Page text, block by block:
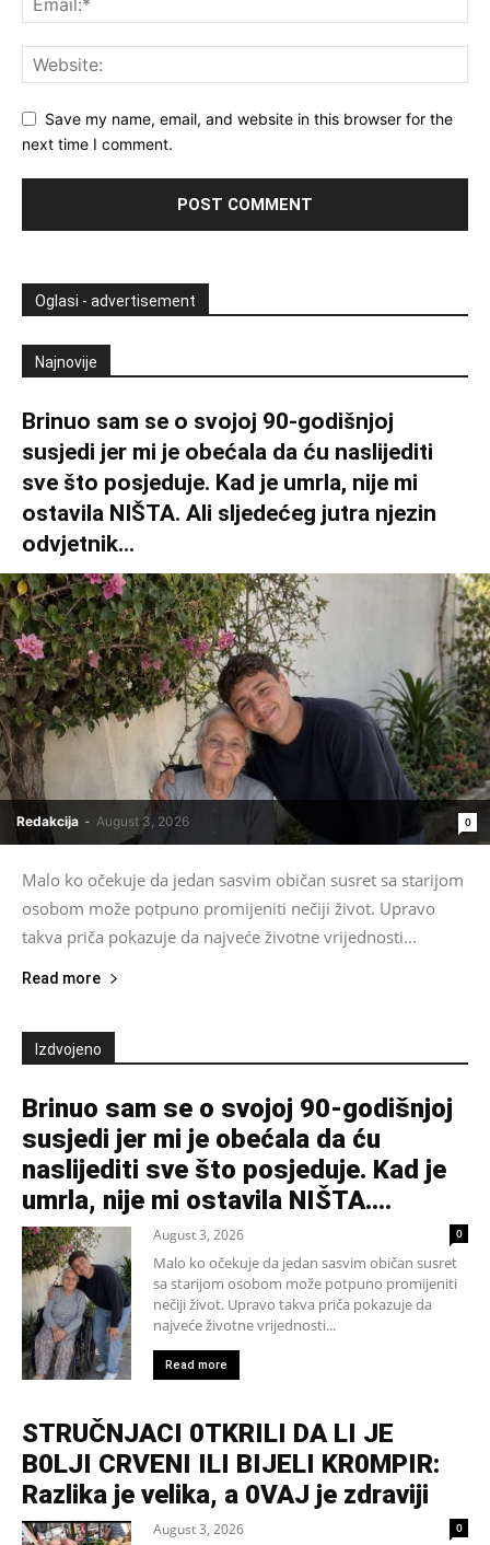
Save my name, email, and website in this browser for the
next time I comment.
Oglasi - advertisement
Najnovije
Brinuo sam se o svojoj 90-godišnjoj
susjedi jer mi je obećala da ću naslijediti
sve što posjeduje. Kad je umrla, nije mi
ostavila NIŠTA. Ali sljedećeg jutra njezin
odvjetnik...
Redakcija - August 3, 2026 0
Malo ko očekuje da jedan sasvim običan susret sa starijom
osobom može potpuno promijeniti nečiji život. Upravo
takva priča pokazuje da najveće životne vrijednosti...
Read more
Izdvojeno
Brinuo sam se o svojoj 90-godišnjoj
susjedi jer mi je obećala da ću
naslijediti sve što posjeduje. Kad je
umrla, nije mi ostavila NIŠTA....
August 3, 2026 0
Malo ko očekuje da jedan sasvim običan susret
sa starijom osobom može potpuno promijeniti
nečiji život. Upravo takva priča pokazuje da
najveće životne vrijednosti...
Read more
STRUČNJACI 0TKRILI DA LI JE
B0LJI CRVENI ILI BIJELI KR0MPIR:
Razlika je velika, a 0VAJ je zdraviji
August 3, 2026 0